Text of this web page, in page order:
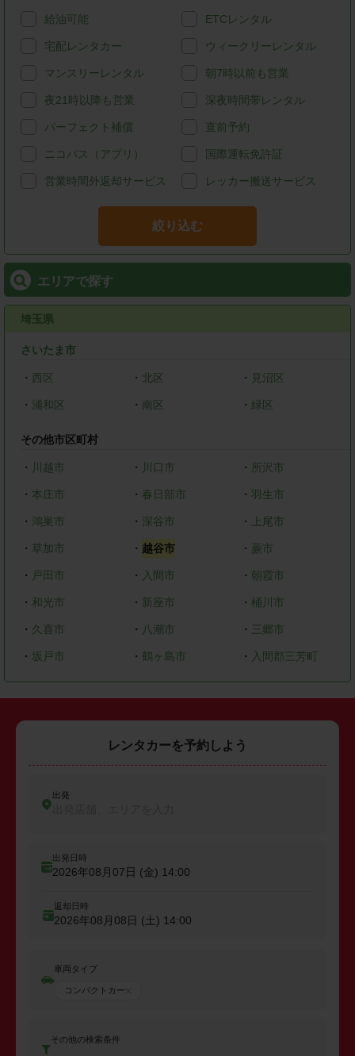
給油可能 ETCレンタル
宅配レンタカー ウィークリーレンタル
マンスリーレンタル 朝7時以前も営業
夜21時以降も営業 深夜時間帯レンタル
パーフェクト補償 直前予約
ニコパス（アプリ） 国際運転免許証
営業時間外返却サービス レッカー搬送サービス
絞り込む
エリアで探す
埼玉県
さいたま市
・ 西区 ・ 北区 ・ 見沼区
・ 浦和区 ・ 南区 ・ 緑区
その他市区町村
・ 川越市 ・ 川口市 ・ 所沢市
・ 本庄市 ・ 春日部市 ・羽生市
・ 鴻巣市 ・ 深谷市 ・ 上尾市
・ 草加市 ・ 越谷市 ・ 蕨市
・ 戸田市 ・ 入間市 ・ 朝霞市
・ 和光市 ・ 新座市 ・ 桶川市
・ 久喜市 ・ 八潮市 ・ 三郷市
・ 坂戸市 ・ 鶴ヶ島市 ・ 入間郡三芳町
レンタカーを予約しよう
出発
出発日時
2026年08月07日 (金) 14:00
返却日時
2026年08月08日 (土) 14:00
車両タイプ
コンパクトカー
その他の検索条件